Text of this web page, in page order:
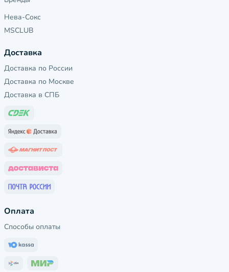
Нева-Сокс
MSCLUB
Доставка
Доставка по России
Доставка по Москве
Доставка в СПБ
Оплата
Способы оплаты